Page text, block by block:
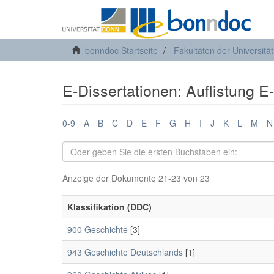
bonndoc Startseite Fakultäten der
E-Dissertationen: Auflistung
0-9 A B C D E F G H I J K L M N
Anzeige der Dokumente 21-23 von 23
Klassifikation (DDC)
900 Geschichte [3]
943 Geschichte Deutschlands [1]